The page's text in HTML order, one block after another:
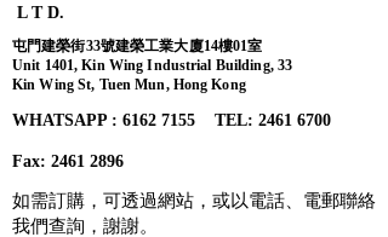
L T D.
屯門建榮街33號建榮工業大廈14樓01室
Unit 1401, Kin Wing Industrial Building, 33
Kin Wing St, Tuen Mun, Hong Kong
WHATSAPP : 6162 7155​ TEL: 2461 6700
Fax: 2461 2896
如需訂購，可透過網站，或以電話、電郵聯絡
我們查詢， 謝謝。